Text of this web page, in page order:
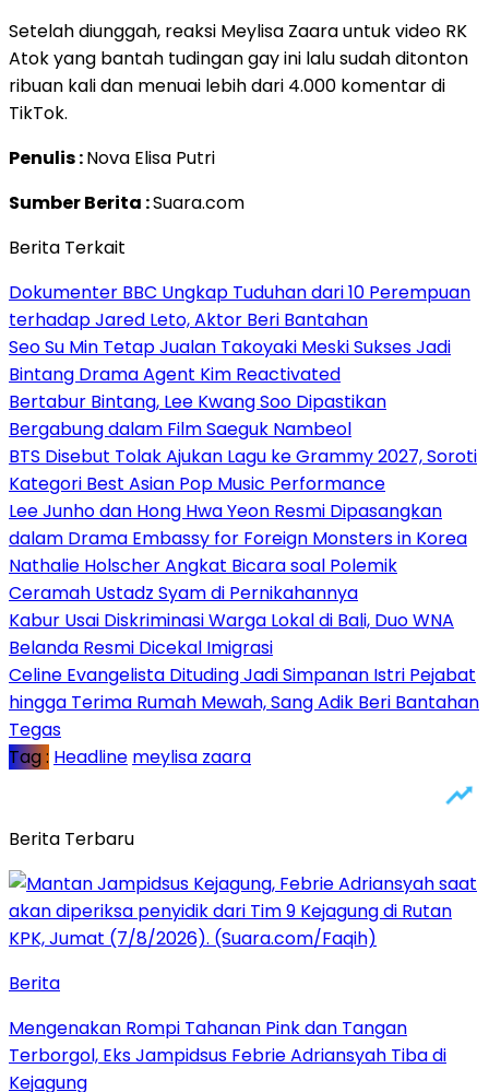
Setelah diunggah, reaksi Meylisa Zaara untuk video RK
Atok yang bantah tudingan gay ini lalu sudah ditonton
ribuan kali dan menuai lebih dari 4.000 komentar di
TikTok.
Penulis :Nova Elisa Putri
Sumber Berita :Suara.com
Berita Terkait
Dokumenter BBC Ungkap Tuduhan dari 10 Perempuan
terhadap Jared Leto, Aktor Beri Bantahan
Seo Su Min Tetap Jualan Takoyaki Meski Sukses Jadi
Bintang Drama Agent Kim Reactivated
Bertabur Bintang, Lee Kwang Soo Dipastikan
Bergabung dalam Film Saeguk Nambeol
BTS Disebut Tolak Ajukan Lagu ke Grammy 2027, Soroti
Kategori Best Asian Pop Music Performance
Lee Junho dan Hong Hwa Yeon Resmi Dipasangkan
dalam Drama Embassy for Foreign Monsters in Korea
Nathalie Holscher Angkat Bicara soal Polemik
Ceramah Ustadz Syam di Pernikahannya
Kabur Usai Diskriminasi Warga Lokal di Bali, Duo WNA
Belanda Resmi Dicekal Imigrasi
Celine Evangelista Dituding Jadi Simpanan Istri Pejabat
hingga Terima Rumah Mewah, Sang Adik Beri Bantahan
Tegas
Tag : Headline meylisa zaara
Berita Terbaru
Berita
Mengenakan Rompi Tahanan Pink dan Tangan
Terborgol, Eks Jampidsus Febrie Adriansyah Tiba di
Kejagung